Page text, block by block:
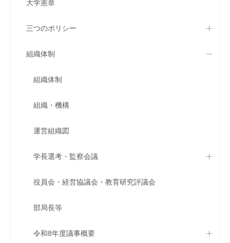
大学憲章
三つのポリシー
組織体制
組織体制
組織・機構
運営組織図
学長選考・監察会議
役員会・経営協議会・教育研究評議会
部局長等
令和8年度議事概要